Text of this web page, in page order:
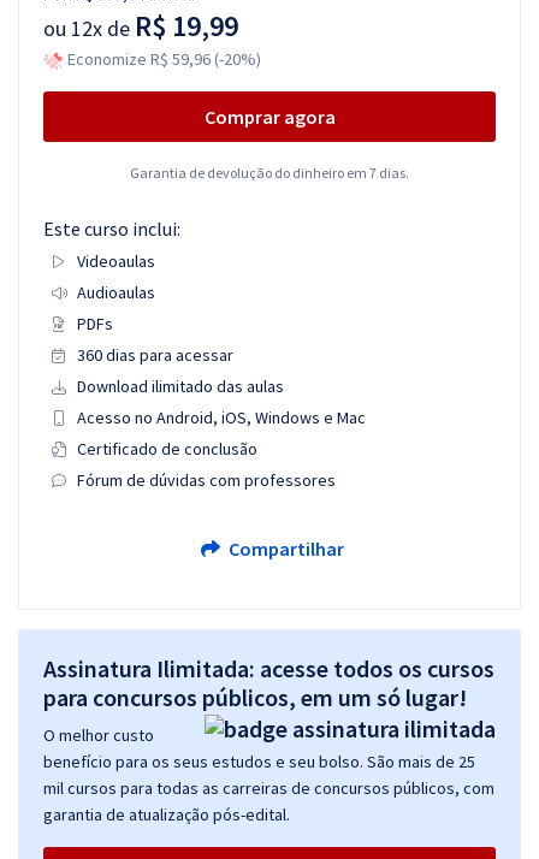
ou 12x de R$ 19,99
Economize R$ 59,96 (-20%)
Comprar agora
Garantia de devolução do dinheiro em 7 dias.
Este curso inclui:
Videoaulas
Audioaulas
PDFs
360 dias para acessar
Download ilimitado das aulas
Acesso no Android, iOS, Windows e Mac
Certificado de conclusão
Fórum de dúvidas com professores
Compartilhar
Assinatura Ilimitada: acesse todos os cursos
para concursos públicos, em um só lugar!
O melhor custo
benefício para os seus estudos e seu bolso. São mais de 25
mil cursos para todas as carreiras de concursos públicos, com
garantia de atualização pós-edital.